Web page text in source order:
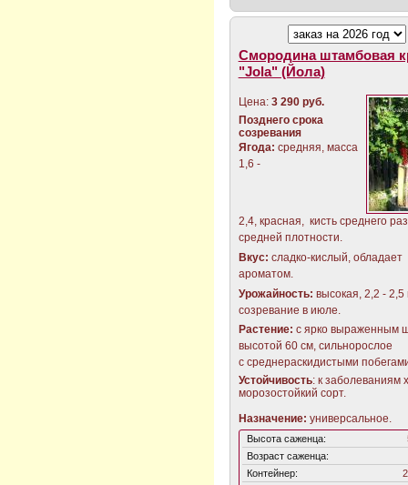
Смородина штамбовая
"Jola" (Йола)
Цена: 3 290 руб.
Позднего срока
созревания
Ягода: средняя, масса
1,6 -
2,4, красная, кисть среднего
средней плотности.
Вкус: сладко-кислый, обладает
ароматом.
Урожайность: высокая, 2,2 - 2,5
созревание в июле.
Растение: с ярко выраженным
высотой 60 см, сильнорослое
с среднераскидистыми
Устойчивость: к заболеваниям
морозостойкий сорт.
Назначение: универсальное.
Высота саженца:
Возраст саженца:
Контейнер: